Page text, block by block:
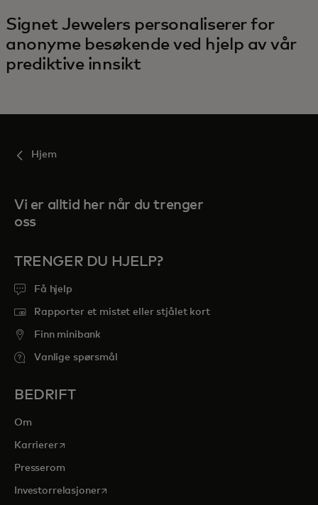
Signet Jewelers personaliserer for
anonyme besøkende ved hjelp av vår
prediktive innsikt
Hjem
Vi er alltid her når du trenger
oss
TRENGER DU HJELP?
Få hjelp
Rapporter et mistet eller stjålet kort
Finn minibank
Vanlige spørsmål
BEDRIFT
Om
Karriereropens in a new tab
Presserom
Investorrelasjoneropens in a new tab